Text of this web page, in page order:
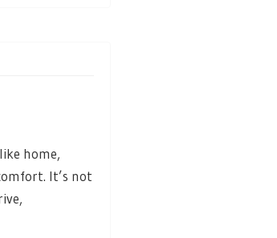
home,
It’s not